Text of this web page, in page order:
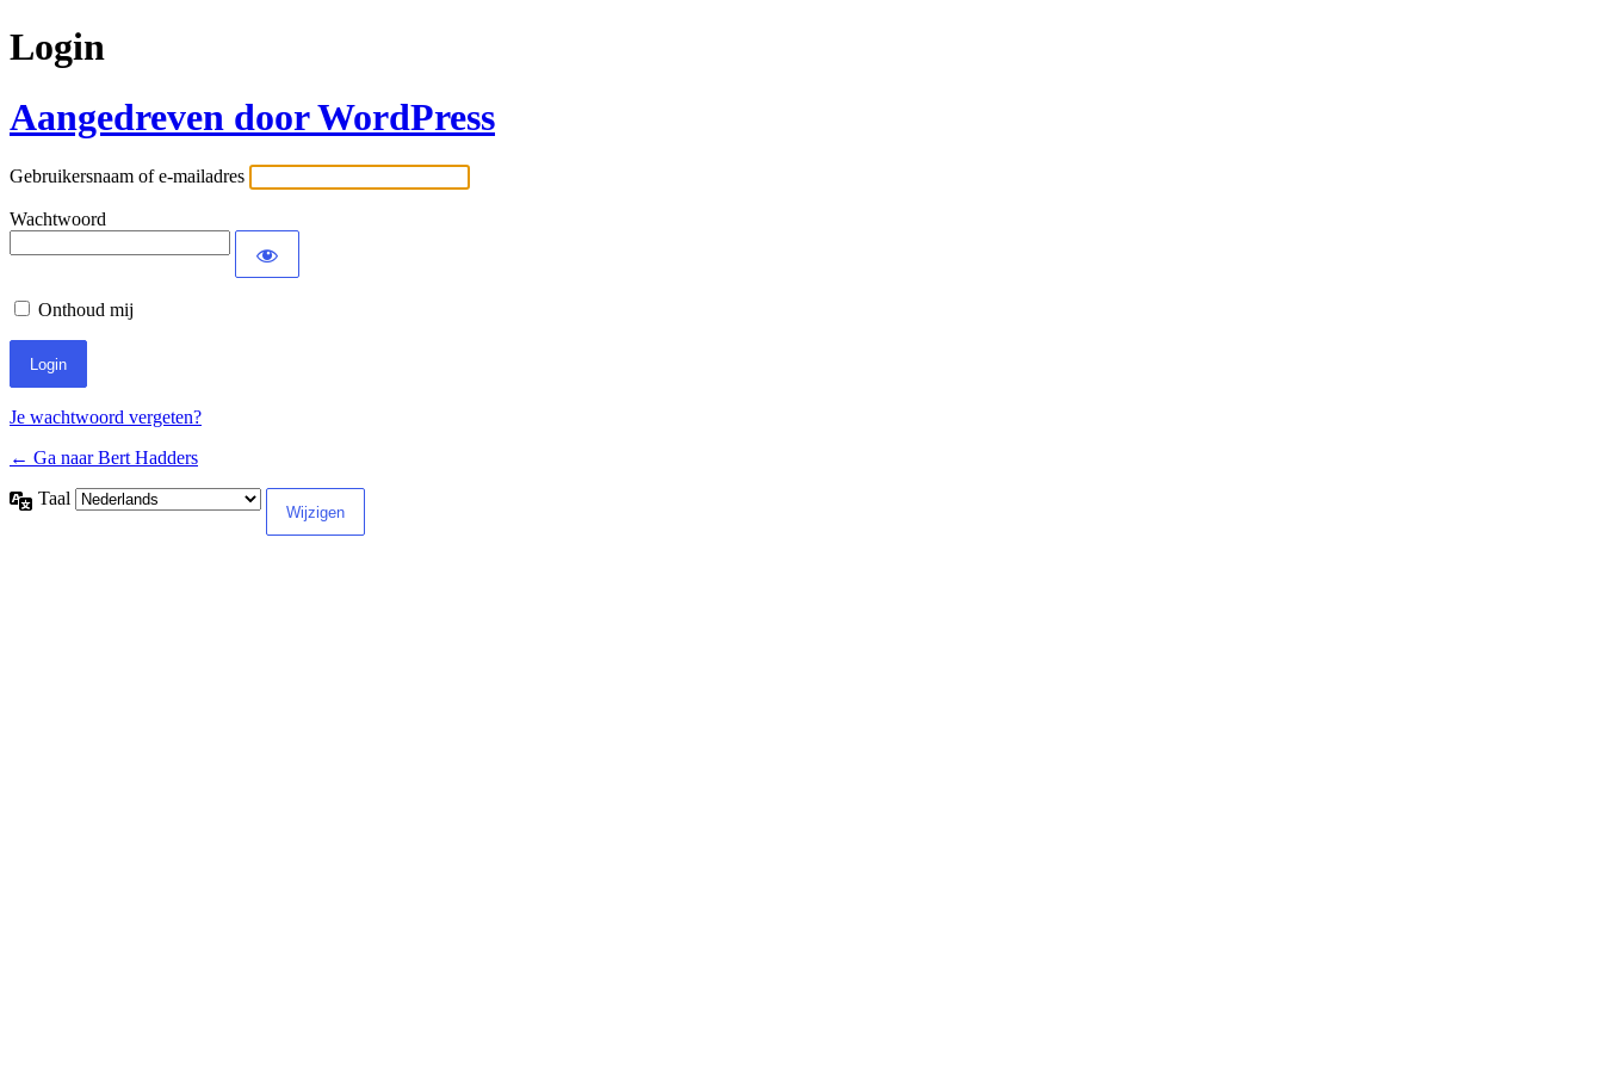
Login
Aangedreven door WordPress
Gebruikersnaam of e-mailadres
Wachtwoord
Onthoud mij
Je wachtwoord vergeten?
← Ga naar Bert Hadders
Taal